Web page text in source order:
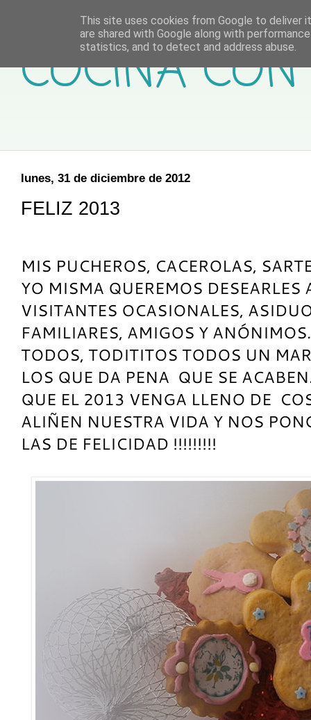
COCINA
lunes, 31 de diciembre de 2012
FELIZ 2013
MIS PUCHEROS, CACEROLAS,
YO MISMA QUEREMOS DESEARLES
VISITANTES OCASIONALES,
FAMILIARES, AMIGOS Y
TODOS, TODITITOS TODOS UN
LOS QUE DA PENA QUE SE
QUE EL 2013 VENGA LLENO DE
ALIÑEN NUESTRA VIDA Y NOS
LAS DE FELICIDAD !!!!!!!!!
This site uses cookies from Google to deliver
are shared with Google along with
statistics, and to detect and address abuse.